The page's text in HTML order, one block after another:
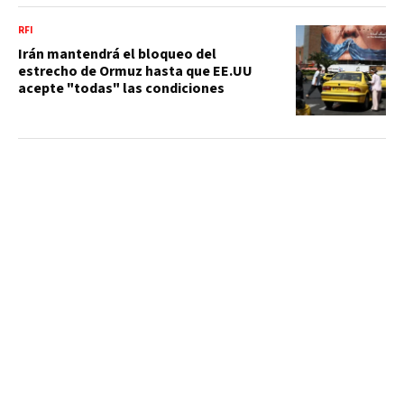
RFI
Irán mantendrá el bloqueo del
estrecho de Ormuz hasta que EE.UU
acepte "todas" las condiciones